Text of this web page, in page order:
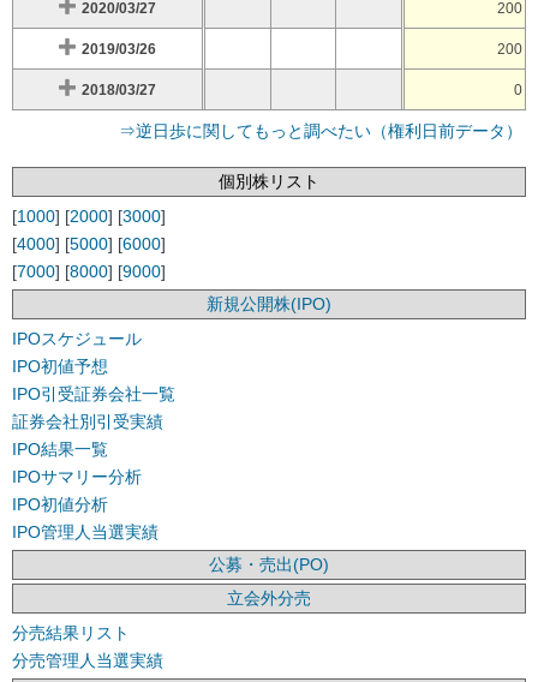
2020/03/27 200
2019/03/26 200
2018/03/27 0
⇒逆日歩に関してもっと調べたい（権利日前データ）
個別株リスト
[1000] [2000] [3000]
[4000] [5000] [6000]
[7000] [8000] [9000]
新規公開株(IPO)
IPOスケジュール
IPO初値予想
IPO引受証券会社一覧
証券会社別引受実績
IPO結果一覧
IPOサマリー分析
IPO初値分析
IPO管理人当選実績
公募・売出(PO)
立会外分売
分売結果リスト
分売管理人当選実績